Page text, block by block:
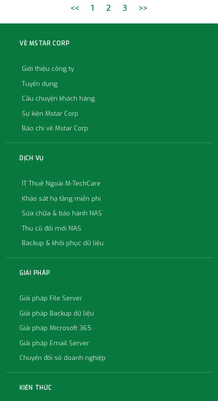
<< 1 2 3 >>
VỀ MSTAR CORP
Giới thiệu công ty
Tuyển dụng
Câu chuyện khách hàng
Sự kiện Mstar Corp
Báo chí về Mstar Corp
DỊCH VỤ
IT Thuê Ngoài M-TechCare
Khảo sát hạ tầng miễn phí
Sửa chữa & bảo hành NAS
Thu cũ đổi mới NAS
Backup & khôi phục dữ liệu
GIẢI PHÁP
Giải pháp File Server
Giải pháp Backup dữ liệu
Giải pháp Microsoft 365
Giải pháp Email Server
Chuyển đổi số doanh nghiệp
KIẾN THỨC